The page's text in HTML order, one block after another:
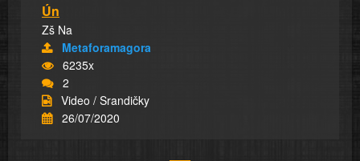
Ún
Zš Na
Metaforamagora
6235x
2
Video / Srandičky
26/07/2020